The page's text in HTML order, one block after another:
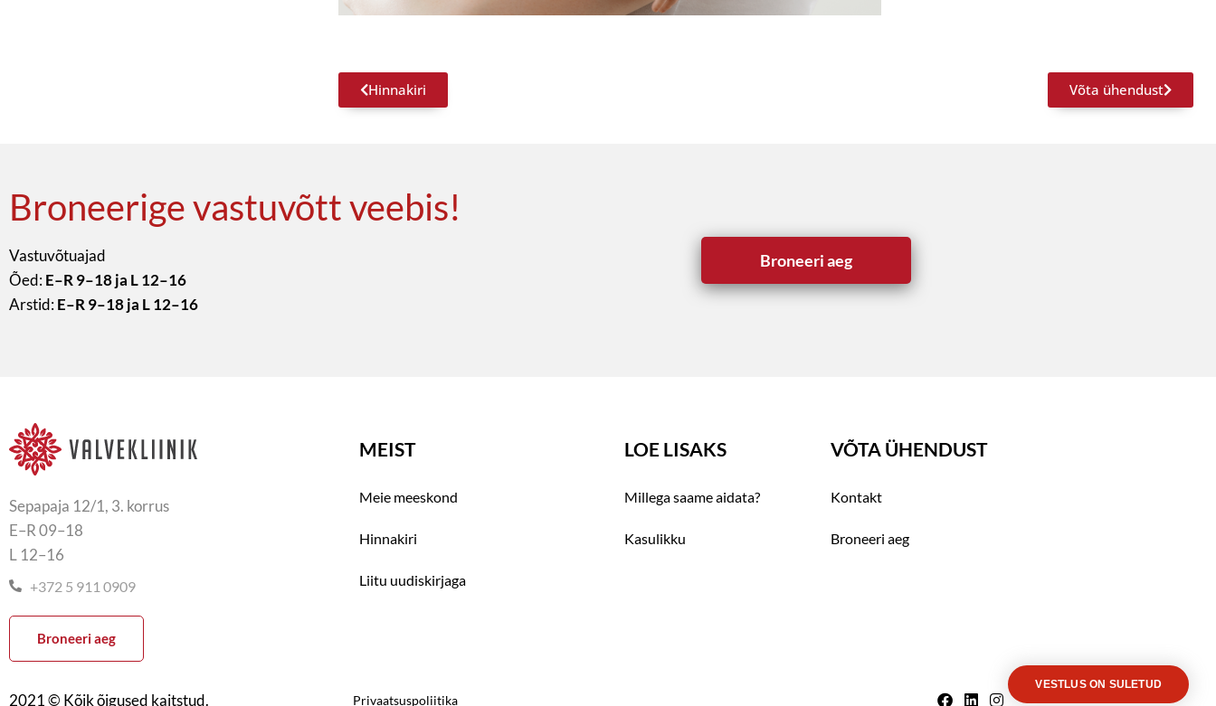
Hinnakiri Võta ühendust
Broneerige vastuvõtt veebis!
Vastuvõtuajad
Õed:E–R 9–18 ja L 12–16
Arstid:E–R 9–18 ja L 12–16
Broneeri aeg
Sepapaja 12/1, 3. korrus
E–R 09–18
L 12–16
+372 5 911 0909
Broneeri aeg
MEIST
Meie meeskond
Hinnakiri
Liitu uudiskirjaga
LOE LISAKS
Millega saame aidata?
Kasulikku
VÕTA ÜHENDUST
Kontakt
Broneeri aeg
2021 © Kõik õigused kaitstud. Privaatsuspoliitika